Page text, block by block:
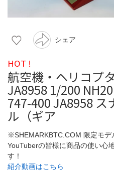
シェア
HOT !
航空機・ヘリコプ
JA8958 1/200
747-400 JA8958
ル（ギア
※SHEMARKBTC.COM 限定モデ
YouTuberの皆様に商品の使い心
す！
紹介動画はこちら